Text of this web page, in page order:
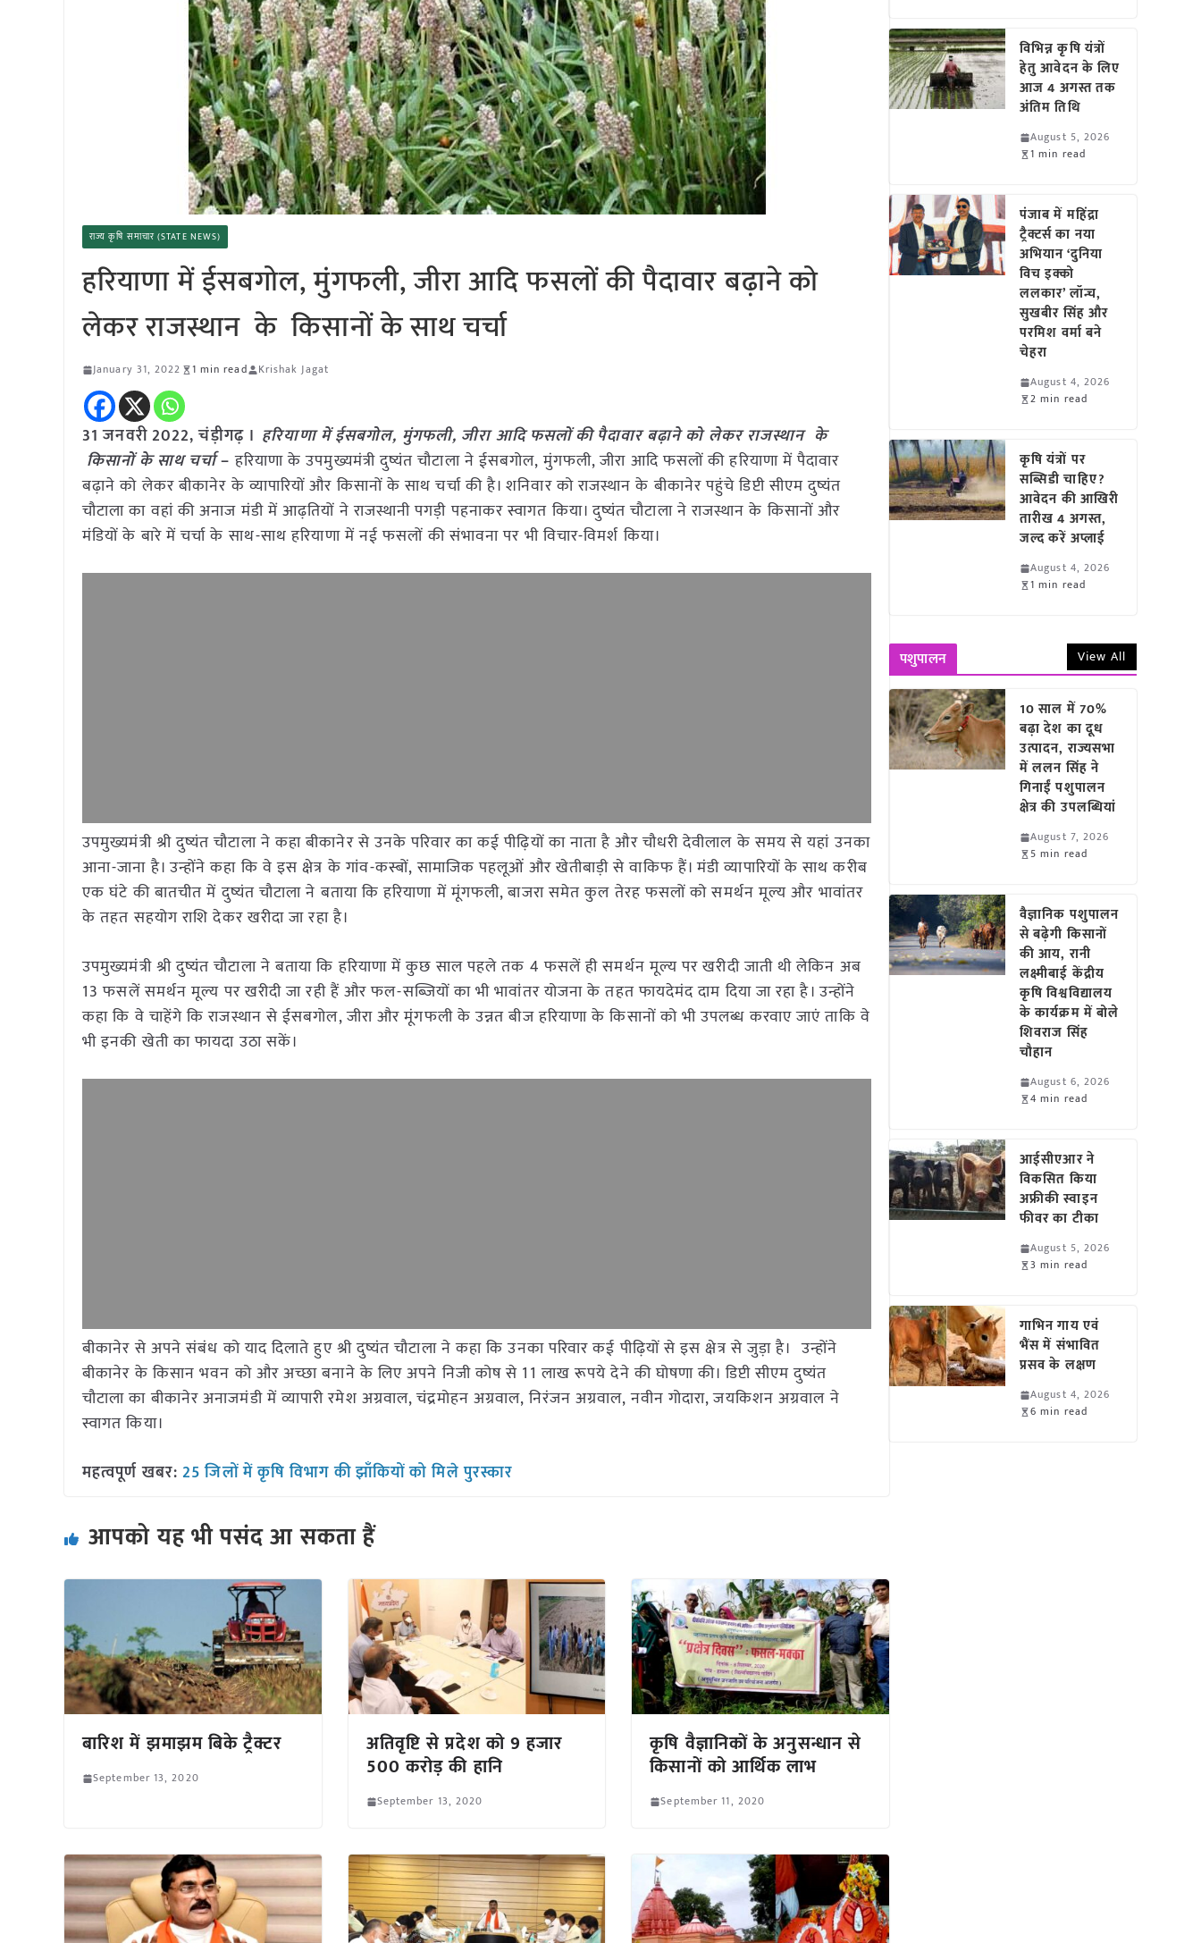
राज्य कृषि समाचार (STATE NEWS)
हरियाणा में ईसबगोल, मुंगफली, जीरा आदि फसलों की पैदावार बढ़ाने को
लेकर राजस्थान के किसानों के साथ चर्चा
January 31, 2022 1 min read Krishak Jagat
31 जनवरी 2022, चंड़ीगढ़ । हरियाणा में ईसबगोल, मुंगफली, जीरा आदि फसलों की पैदावार बढ़ाने को लेकर राजस्थान के
किसानों के साथ चर्चा– हरियाणा के उपमुख्यमंत्री दुष्यंत चौटाला ने ईसबगोल, मुंगफली, जीरा आदि फसलों की हरियाणा में पैदावार
बढ़ाने को लेकर बीकानेर के व्यापारियों और किसानों के साथ चर्चा की है। शनिवार को राजस्थान के बीकानेर पहुंचे डिप्टी सीएम दुष्यंत
चौटाला का वहां की अनाज मंडी में आढ़तियों ने राजस्थानी पगड़ी पहनाकर स्वागत किया। दुष्यंत चौटाला ने राजस्थान के किसानों और
मंडियों के बारे में चर्चा के साथ-साथ हरियाणा में नई फसलों की संभावना पर भी विचार-विमर्श किया।
उपमुख्यमंत्री श्री दुष्यंत चौटाला ने कहा बीकानेर से उनके परिवार का कई पीढ़ियों का नाता है और चौधरी देवीलाल के समय से यहां उनका
आना-जाना है। उन्होंने कहा कि वे इस क्षेत्र के गांव-कस्बों, सामाजिक पहलूओं और खेतीबाड़ी से वाकिफ हैं। मंडी व्यापारियों के साथ करीब
एक घंटे की बातचीत में दुष्यंत चौटाला ने बताया कि हरियाणा में मूंगफली, बाजरा समेत कुल तेरह फसलों को समर्थन मूल्य और भावांतर
के तहत सहयोग राशि देकर खरीदा जा रहा है।
उपमुख्यमंत्री श्री दुष्यंत चौटाला ने बताया कि हरियाणा में कुछ साल पहले तक 4 फसलें ही समर्थन मूल्य पर खरीदी जाती थी लेकिन अब
13 फसलें समर्थन मूल्य पर खरीदी जा रही हैं और फल-सब्जियों का भी भावांतर योजना के तहत फायदेमंद दाम दिया जा रहा है। उन्होंने
कहा कि वे चाहेंगे कि राजस्थान से ईसबगोल, जीरा और मूंगफली के उन्नत बीज हरियाणा के किसानों को भी उपलब्ध करवाए जाएं ताकि वे
भी इनकी खेती का फायदा उठा सकें।
बीकानेर से अपने संबंध को याद दिलाते हुए श्री दुष्यंत चौटाला ने कहा कि उनका परिवार कई पीढ़ियों से इस क्षेत्र से जुड़ा है। उन्होंने
बीकानेर के किसान भवन को और अच्छा बनाने के लिए अपने निजी कोष से 11 लाख रूपये देने की घोषणा की। डिप्टी सीएम दुष्यंत
चौटाला का बीकानेर अनाजमंडी में व्यापारी रमेश अग्रवाल, चंद्रमोहन अग्रवाल, निरंजन अग्रवाल, नवीन गोदारा, जयकिशन अग्रवाल ने
स्वागत किया।
महत्वपूर्ण खबर:25 जिलों में कृषि विभाग की झाँकियों को मिले पुरस्कार
आपको यह भी पसंद आ सकता हैं
बारिश में झमाझम बिके ट्रैक्टर
September 13, 2020
अतिवृष्टि से प्रदेश को 9 हजार
500 करोड़ की हानि
September 13, 2020
कृषि वैज्ञानिकों के अनुसन्धान से
किसानों को आर्थिक लाभ
September 11, 2020
विभिन्न कृषि यंत्रों
हेतु आवेदन के लिए
आज 4 अगस्त तक
अंतिम तिथि
August 5, 2026
1 min read
पंजाब में महिंद्रा
ट्रैक्टर्स का नया
अभियान ‘दुनिया
विच इक्को
ललकार’ लॉन्च,
सुखबीर सिंह और
परमिश वर्मा बने
चेहरा
August 4, 2026
2 min read
कृषि यंत्रों पर
सब्सिडी चाहिए?
आवेदन की आखिरी
तारीख 4 अगस्त,
जल्द करें अप्लाई
August 4, 2026
1 min read
पशुपालन View All
10 साल में 70%
बढ़ा देश का दूध
उत्पादन, राज्यसभा
में ललन सिंह ने
गिनाईं पशुपालन
क्षेत्र की उपलब्धियां
August 7, 2026
5 min read
वैज्ञानिक पशुपालन
से बढ़ेगी किसानों
की आय, रानी
लक्ष्मीबाई केंद्रीय
कृषि विश्वविद्यालय
के कार्यक्रम में बोले
शिवराज सिंह
चौहान
August 6, 2026
4 min read
आईसीएआर ने
विकसित किया
अफ्रीकी स्वाइन
फीवर का टीका
August 5, 2026
3 min read
गाभिन गाय एवं
भैंस में संभावित
प्रसव के लक्षण
August 4, 2026
6 min read